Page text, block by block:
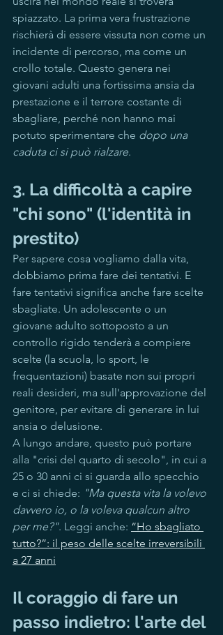
spiazzato. La prima vera frustrazione
rischierà di essere vissuta non come un
incidente di percorso, ma come un
crollo totale. Questo genera nei
giovani adulti una fortissima ansia da
prestazione e il terrore costante di
sbagliare, perché non hanno mai
potuto sperimentare che dopo una
caduta ci si può rialzare.
3. La difficoltà a capire
"chi sono" (l'identità in
prestito)
Per sapere cosa vogliamo dalla vita,
dobbiamo prima fare dei tentativi. E
fare tentativi significa anche fare scelte
sbagliate. Un adolescente o un
giovane adulto sottoposto a un
controllo rigido tenderà a compiere
scelte (la scuola, lo sport, le
frequentazioni) basate non sui propri
reali desideri, ma sull'approvazione del
genitore, per evitare di generare in lui
ansia o delusione.
A lungo andare, questo può portare
alla "crisi del quarto di secolo", in cui a
25 o 30 anni ci si guarda allo specchio
e ci si chiede: "Ma questa vita la volevo
davvero io, o la voleva qualcun altro
per me?". Leggi anche: “Ho sbagliato
tutto?”: il peso delle scelte irreversibili
a 27 anni
Il coraggio di fare un
passo indietro: l'arte del